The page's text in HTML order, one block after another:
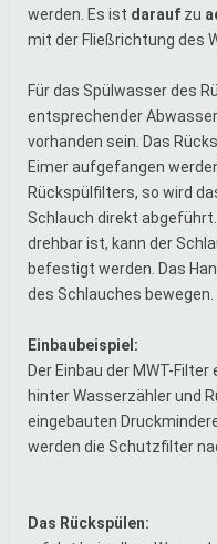
werden. Es ist darauf zu
mit der Fließrichtung des
Für das Spülwasser des
entsprechender
vorhanden sein. Das
Eimer aufgefangen
Rückspülfilters, so wird
Schlauch direkt
drehbar ist, kann der
befestigt werden. Das
des Schlauches bewegen.
Einbaubeispiel:
Der Einbau der MWT-
hinter Wasserzähler und
eingebauten
werden die Schutzfilter
Das Rückspülen: